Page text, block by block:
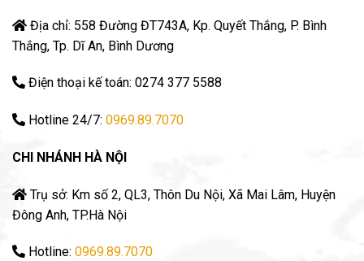
Địa chỉ: 558 Đường ĐT743A, Kp. Quyết Thắng, P. Bình
Thắng, Tp. Dĩ An, Bình Dương
Điện thoại kế toán: 0274 377 5588
Hotline 24/7: 0969.89.7070
CHI NHÁNH HÀ NỘI
Trụ sở: Km số 2, QL3, Thôn Du Nội, Xã Mai Lâm, Huyện
Đông Anh, TP.Hà Nội
Hotline: 0969.89.7070